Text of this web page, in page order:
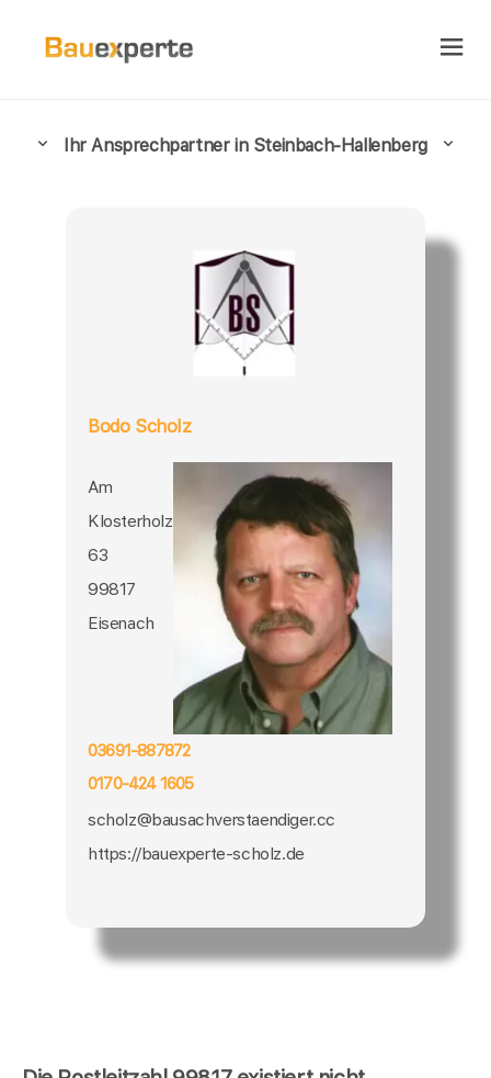
Ihr Ansprechpartner in Steinbach-Hallenberg
Bodo Scholz
Am
Klosterholz
63
99817
Eisenach
03691-887872
0170-424 1605
scholz@bausachverstaendiger.cc
https://bauexperte-scholz.de